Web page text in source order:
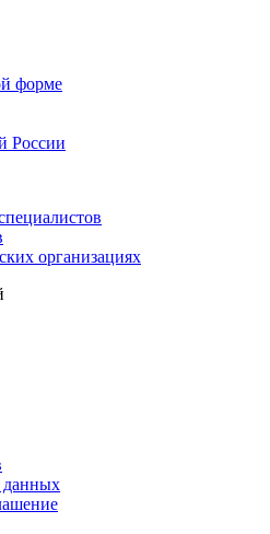
форме
России
организациях
данных